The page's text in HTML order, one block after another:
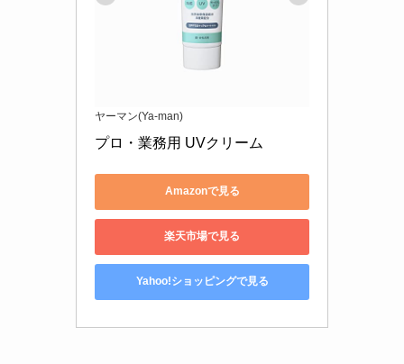
ヤーマン(Ya-man)
プロ・業務用 UVクリーム
Amazonで見る
楽天市場で見る
Yahoo!ショッピングで見る